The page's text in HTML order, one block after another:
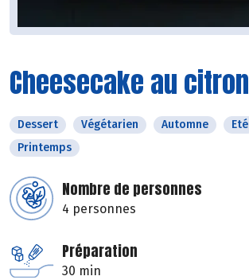
Cheesecake au citron
Dessert Végétarien Automne Eté
Printemps
Nombre de personnes
4 personnes
Préparation
30 min